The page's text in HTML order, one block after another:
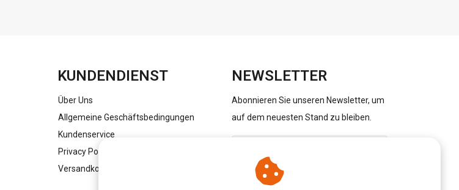
KUNDENDIENST
Über Uns
Allgemeine Geschäftsbedingungen
Kundenservice
Privacy Policy
Versandkosten
NEWSLETTER
Abonnieren Sie unseren Newsletter, um
auf dem neuesten Stand zu bleiben.
ABONNIEREN